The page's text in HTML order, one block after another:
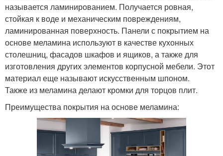
называется ламинированием. Получается ровная,
стойкая к воде и механическим повреждениям,
ламинированная поверхность. Панели с покрытием на
основе меламина используют в качестве кухонных
столешниц, фасадов шкафов и ящиков, а также для
изготовления других элементов корпусной мебели. Этот
материал еще называют искусственным шпоном.
Также из меламина делают кромки для торцов плит.
Преимущества покрытия на основе меламина: